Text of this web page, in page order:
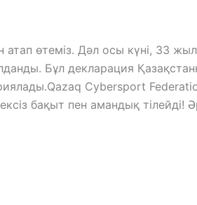
атап өтеміз. Дәл осы күні, 33
Бұл декларация
Cybersport
бақыт пен амандық тілейді!